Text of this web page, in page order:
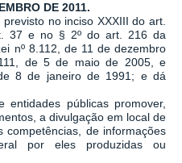
DE 2011.
no inciso XXXIII do art.
37 e no § 2º do art. 216 da
nº 8.112, de 11 de dezembro
de 5 de maio de 2005, e
8 de janeiro de 1991; e dá
públicas promover,
a divulgação em local de
de informações
por eles produzidas ou